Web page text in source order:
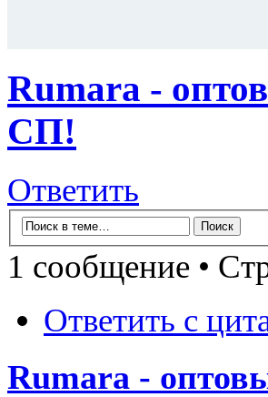
Rumara -
СП!
Ответить
1 сообщение •
Ответить с
Rumara -